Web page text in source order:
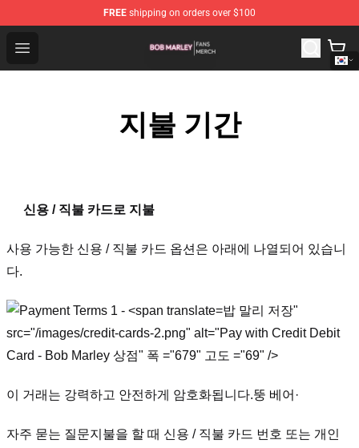
FREE shipping on orders over $100
Open menu
Bob Marley Shop - Official Bob Marley Merchandise
지불 기간
신용 / 직불 카드로 지불
사용 가능한 신용 / 직불 카드 옵션은 아래에 나열되어 있습니
다.
밥 말리 저장"
src="/images/credit-cards-2.png" alt="Pay with Credit Debit
Card - Bob Marley 상점" 폭 ="679" 고도 ="69" />
이 거래는 강력하고 안전하게 암호화됩니다.뚱 베어 ·
자주 묻는 질문지불을 할 때 신용 / 직불 카드 번호 또는 개인